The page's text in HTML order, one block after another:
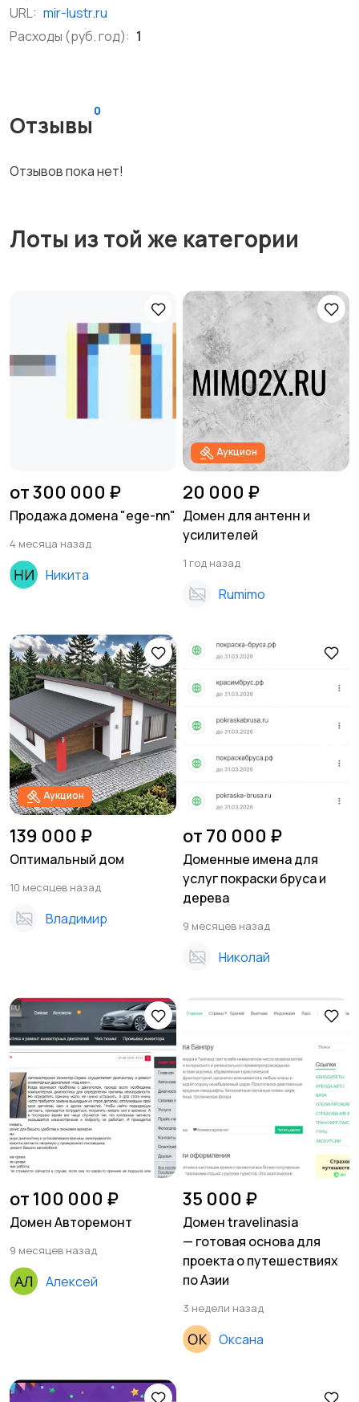
URL: mir-lustr.ru
Расходы (руб. год): 1
Отзывы
0
Отзывов пока нет!
Лоты из той же категории
от 300 000 ₽
Продажа домена "ege-nn"
4 месяца назад
Никита
Аукцион
20 000 ₽
Домен для антенн и
усилителей
1 год назад
Rumimo
Аукцион
139 000 ₽
Оптимальный дом
10 месяцев назад
Владимир
от 70 000 ₽
Доменные имена для
услуг покраски бруса и
дерева
9 месяцев назад
Николай
от 100 000 ₽
Домен Авторемонт
9 месяцев назад
Алексей
35 000 ₽
Домен travelinasia
— готовая основа для
проекта о путешествиях
по Азии
3 недели назад
Оксана